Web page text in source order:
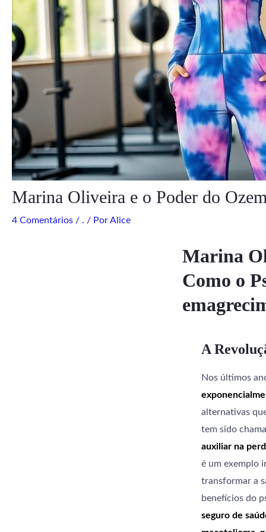
Marina Oliveira e o Poder do
4 Comentários / . / PorAlice
Marina
Como o
A
Nos últimos
alternativas
tem sido
auxiliar na
é um exemplo
transformar a
benefícios do
seguro de